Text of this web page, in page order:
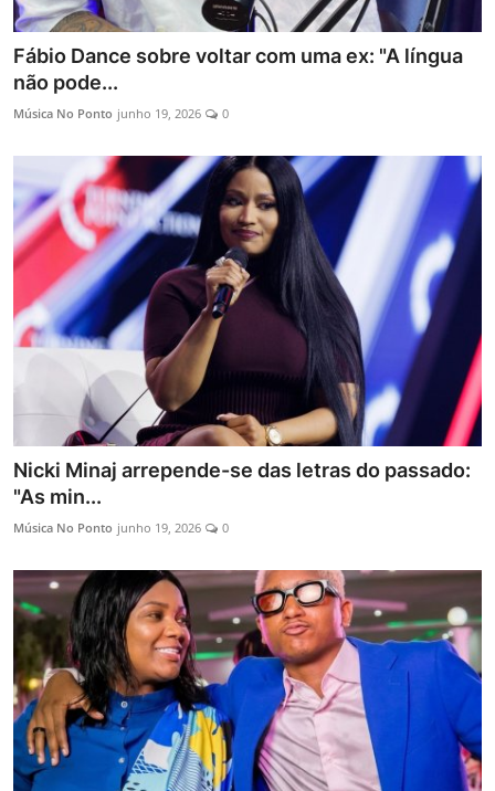
Fábio Dance sobre voltar com uma ex: "A língua
não pode...
Música No Ponto junho 19, 2026 0
Nicki Minaj arrepende-se das letras do passado:
"As min...
Música No Ponto junho 19, 2026 0